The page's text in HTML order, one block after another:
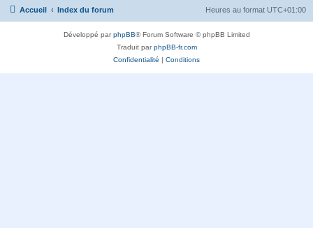
Accueil Index du forum Heures au format UTC+01:00
Développé parphpBB® Forum Software © phpBB Limited
Traduit parphpBB-fr.com
Confidentialité | Conditions